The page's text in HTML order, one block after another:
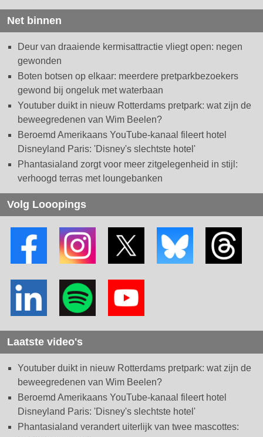
Net binnen
Deur van draaiende kermisattractie vliegt open: negen
gewonden
Boten botsen op elkaar: meerdere pretparkbezoekers
gewond bij ongeluk met waterbaan
Youtuber duikt in nieuw Rotterdams pretpark: wat zijn de
beweegredenen van Wim Beelen?
Beroemd Amerikaans YouTube-kanaal fileert hotel
Disneyland Paris: 'Disney's slechtste hotel'
Phantasialand zorgt voor meer zitgelegenheid in stijl:
verhoogd terras met loungebanken
Volg Looopings
Laatste video's
Youtuber duikt in nieuw Rotterdams pretpark: wat zijn de
beweegredenen van Wim Beelen?
Beroemd Amerikaans YouTube-kanaal fileert hotel
Disneyland Paris: 'Disney's slechtste hotel'
Phantasialand verandert uiterlijk van twee mascottes: